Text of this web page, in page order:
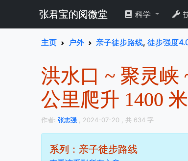
张君宝的阅微堂 科学
主页 户外 亲子徒步路线, 徒步强度
洪水口 ~ 聚灵峡
公里爬升 1400 米
作者: 张志强 , 2024-07-20 , 共 634 字
系列：亲子徒步路线